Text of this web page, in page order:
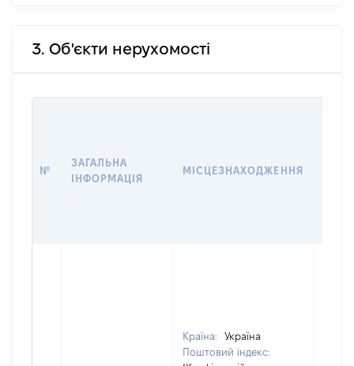
3. Об'єкти нерухомості
№
ЗАГАЛЬНА
ІНФОРМАЦІЯ
МІСЦЕЗНАХОДЖЕННЯ
Країна:
Україна
Поштовий індекс: